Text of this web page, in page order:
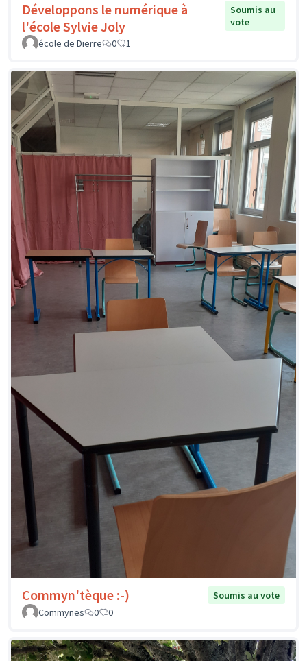
Développons le numérique à
l'école Sylvie Joly
Soumis au
vote
école de Dierre
0 1
Commyn'tèque :-)
Soumis au vote
Commynes
0 0